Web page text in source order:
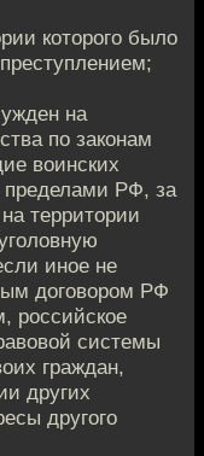
которого было
на
по законам
воинских
РФ, за
территории
иное не
договором РФ
российское
системы
граждан,
других
другого